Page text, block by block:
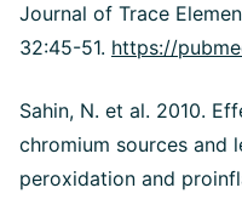
Journal of Trace
32:45-51. https://
Sahin, N. et al. 2010.
chromium sources and
peroxidation and